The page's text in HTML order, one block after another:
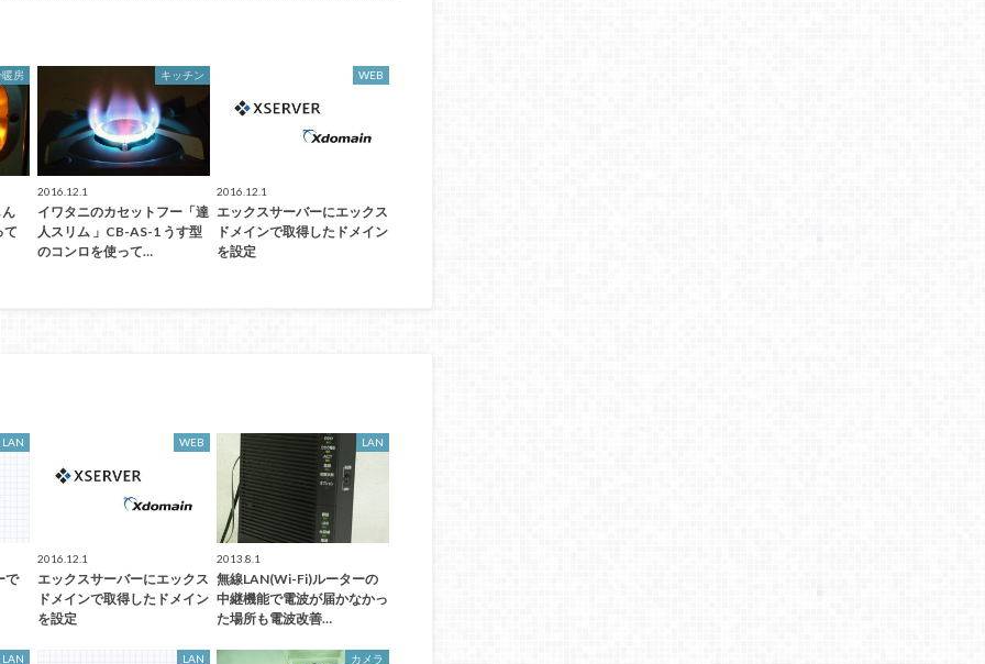
暖房
て
キッチン
2016.12.1
イワタニのカセットフー「達
人スリム 」CB-AS-1 うす型
のコンロを使って…
WEB
2016.12.1
エックスサーバーにエックス
ドメインで取得したドメイン
を設定
LAN
で
WEB
2016.12.1
エックスサーバーにエックス
ドメインで取得したドメイン
を設定
LAN
2013.8.1
無線LAN(Wi-Fi)ルーターの
中継機能で電波が届かなかっ
た場所も電波改善…
LAN LAN カメラ